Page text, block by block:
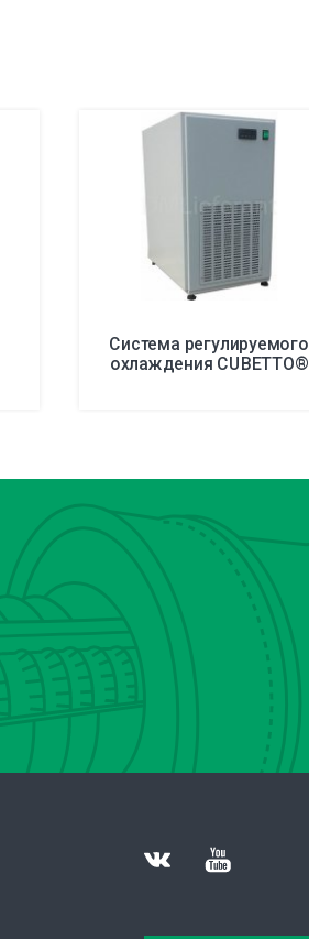
Система регулируемого
охлаждения CUBETTO®